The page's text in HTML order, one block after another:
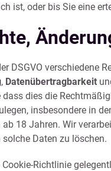
ist, oder bis Sie eine
DSGVO verschiedene
, Datenübertragbarkeit
dass dies die
insbesondere in
18 Jahren. Wir
Daten zu löschen.
Richtlinie